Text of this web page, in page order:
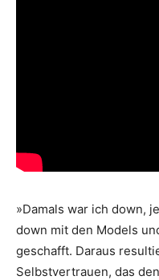
»Damals war ich down,
down mit den Models
geschafft. Daraus
Selbstvertrauen, das